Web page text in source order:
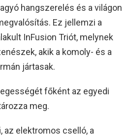
hangszerelés és a világon
Ez jellemzi a
InFusion Triót, melynek
akik a komoly- és a
jártasak.
főként az egyedi
meg.
az elektromos cselló, a